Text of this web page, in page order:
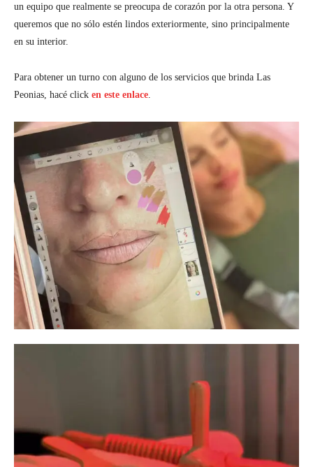
un equipo que realmente se preocupa de corazón por la otra persona. Y
queremos que no sólo estén lindos exteriormente, sino principalmente
en su interior.
Para obtener un turno con alguno de los servicios que brinda Las
Peonias, hacé click en este enlace